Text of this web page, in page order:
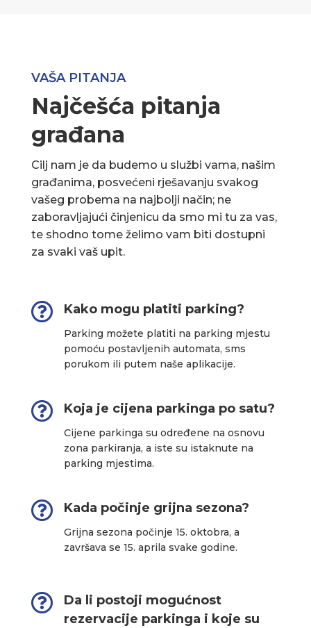
VAŠA PITANJA
Najčešća pitanja
građana
Cilj nam je da budemo u službi vama, našim
građanima, posvećeni rješavanju svakog
vašeg probema na najbolji način; ne
zaboravljajući činjenicu da smo mi tu za vas,
te shodno tome želimo vam biti dostupni
za svaki vaš upit.
 Kako mogu platiti parking?
Parking možete platiti na parking mjestu
pomoću postavljenih automata, sms
porukom ili putem naše aplikacije.
 Koja je cijena parkinga po satu?
Cijene parkinga su određene na osnovu
zona parkiranja, a iste su istaknute na
parking mjestima.
 Kada počinje grijna sezona?
Grijna sezona počinje 15. oktobra, a
završava se 15. aprila svake godine.

Da li postoji mogućnost
rezervacije parkinga i koje su